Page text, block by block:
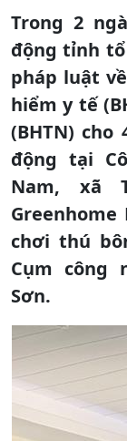
Trong 2
động tỉnh
pháp luật
hiểm y tế
(BHTN) cho
động tại
Nam, xã
chơi thú
Cụm công
Sơn.